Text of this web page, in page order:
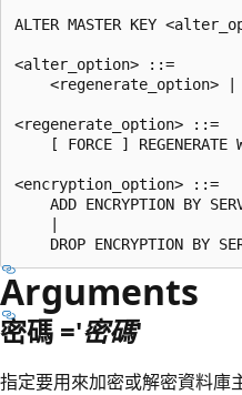
ALTER MASTER KEY
<alter_option> ::=
<regenerate_option>
<regenerate_option> ::=
[ FORCE ] REGENERATE
<encryption_option> ::=
ADD ENCRYPTION BY
    |
Arguments
密碼 ='密碼'
指定要用來加密或解密資料庫